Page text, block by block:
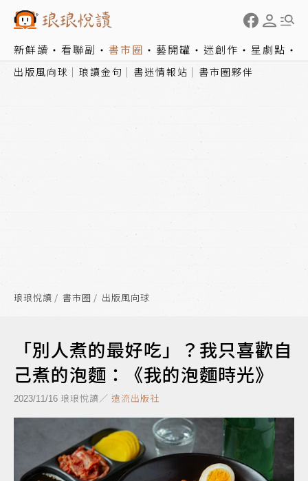
新鮮讀 看聯副 書市圈 藝開罐 迷創作 星劇點
出版風向球 琅讀金句 書迷情報站 書市圈夥伴
琅琅悅讀 書市圈 出版風向球
「別人煮的最好吃」？我只喜歡自
己煮的泡麵：《我的泡麵時光》
2023/11/16 琅琅悅讀／ 遠流出版社